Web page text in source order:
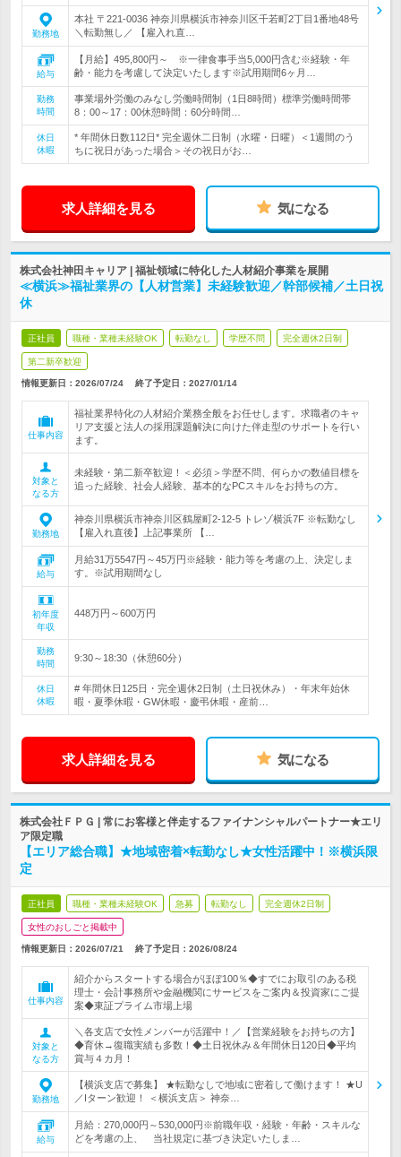
勤務地
本社 〒221-0036 神奈川県横浜市神奈川区千若町2丁目1番地48号
＼転勤無し／ 【雇入れ直…
給与
【月給】495,800円～ ※一律食事手当5,000円含む※経験・年
齢・能力を考慮して決定いたします※試用期間6ヶ月…
勤務
時間
事業場外労働のみなし労働時間制（1日8時間）標準労働時間帯
8：00～17：00休憩時間：60分時間…
休日
休暇
* 年間休日数112日* 完全週休二日制（水曜・日曜）＜1週間のう
ちに祝日があった場合＞その祝日がお…
求人詳細を見る 気になる
株式会社神田キャリア | 福祉領域に特化した人材紹介事業を展開
≪横浜≫福祉業界の【人材営業】未経験歓迎／幹部候補／土日祝
休
正社員 職種・業種未経験OK 転勤なし 学歴不問 完全週休2日制
第二新卒歓迎
情報更新日：2026/07/24 終了予定日： 2027/01/14
仕事内容
福祉業界特化の人材紹介業務全般をお任せします。求職者のキャ
リア支援と法人の採用課題解決に向けた伴走型のサポートを行い
ます。
対象と
なる方
未経験・第二新卒歓迎！＜必須＞学歴不問、何らかの数値目標を
追った経験、社会人経験、基本的なPCスキルをお持ちの方。
勤務地
神奈川県横浜市神奈川区鶴屋町2-12-5 トレゾ横浜7F ※転勤なし
【雇入れ直後】上記事業所 【…
給与
月給31万5547円～45万円※経験・能力等を考慮の上、決定しま
す。※試用期間なし
初年度
年収
448万円～600万円
勤務
時間
9:30～18:30（休憩60分）
休日
休暇
# 年間休日125日・完全週休2日制（土日祝休み）・年末年始休
暇・夏季休暇・GW休暇・慶弔休暇・産前…
求人詳細を見る 気になる
株式会社ＦＰＧ | 常にお客様と伴走するファイナンシャルパートナー★エリ
ア限定職
【エリア総合職】★地域密着×転勤なし★女性活躍中！※横浜限
定
正社員 職種・業種未経験OK 急募 転勤なし 完全週休2日制
女性のおしごと掲載中
情報更新日：2026/07/21 終了予定日： 2026/08/24
仕事内容
紹介からスタートする場合がほぼ100％◆すでにお取引のある税
理士・会計事務所や金融機関にサービスをご案内＆投資家にご提
案◆東証プライム市場上場
対象と
なる方
＼各支店で女性メンバーが活躍中！／【営業経験をお持ちの方】
◆育休→復職実績も多数！◆土日祝休み＆年間休日120日◆平均
賞与４カ月！
勤務地
【横浜支店で募集】 ★転勤なしで地域に密着して働けます！ ★U
／Iターン歓迎！ ＜横浜支店＞ 神奈…
給与
月給：270,000円～530,000円※前職年収・経験・年齢・スキルな
どを考慮の上、 当社規定に基づき決定いたしま…